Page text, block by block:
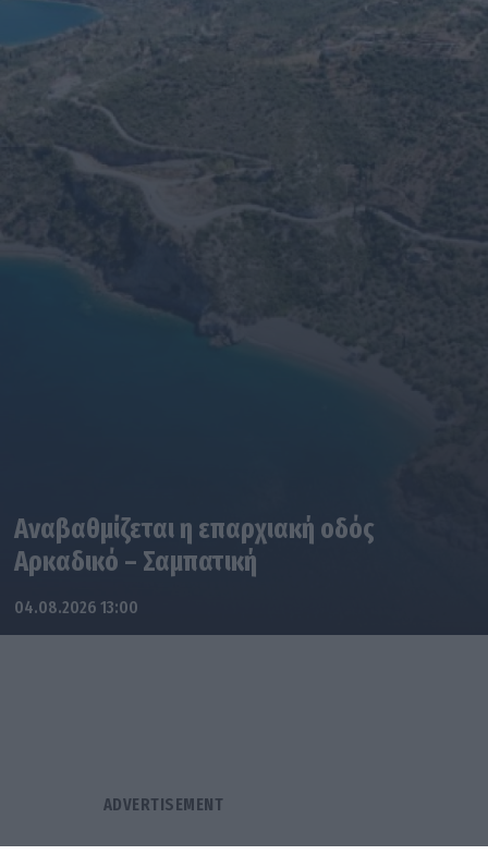
Αναβαθμίζεται η επαρχιακή οδός
Αρκαδικό – Σαμπατική
04.08.2026 13:00